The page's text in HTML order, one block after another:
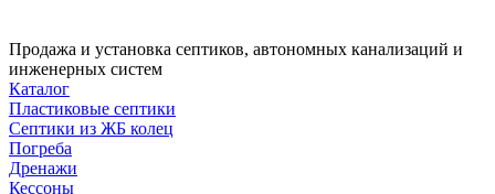
Продажа и установка септиков, автономных канализаций и
инженерных систем
Каталог
Пластиковые септики
Септики из ЖБ колец
Погреба
Дренажи
Кессоны